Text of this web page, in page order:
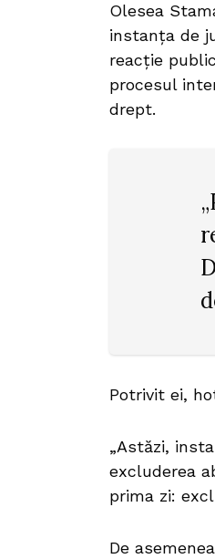
Olesea
instanța de
reacție
procesul
drept.
Potrivit ei,
„Astăzi,
excluderea
prima zi:
De